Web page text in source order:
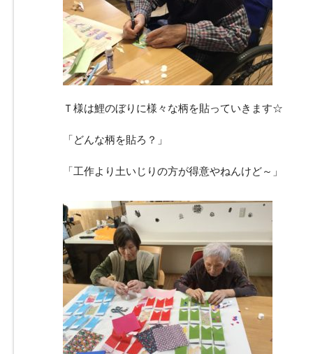
Ｔ様は鯉のぼりに様々な柄を貼っていきます☆
「どんな柄を貼ろ？」
「工作より土いじりの方が得意やねんけど～」